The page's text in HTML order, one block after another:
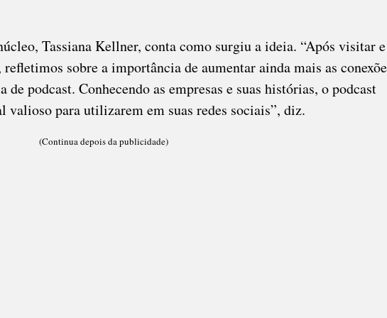
Tassiana Kellner, conta como surgiu a ideia. “Após visitar e
sobre a importância de aumentar ainda mais as
podcast. Conhecendo as empresas e suas histórias, o podcast
para utilizarem em suas redes sociais”, diz.
(Continua depois da publicidade)